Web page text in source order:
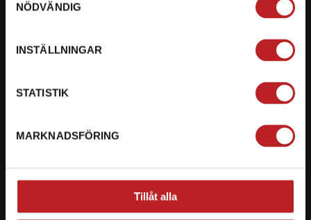
NÖDVÄNDIG
INSTÄLLNINGAR
STATISTIK
MARKNADSFÖRING
Tillåt alla
Org. nummer: 5566689278
Ryckepungsvägen 3, 79177 Falun
Vi erbjuder flera olika betalsätt. Dina köp är alltid
skyddade med krypteringsteknik.